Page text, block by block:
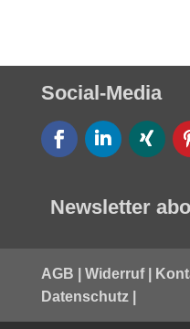
Social-Media
Newsletter
AGB Widerruf|
Datenschutz|